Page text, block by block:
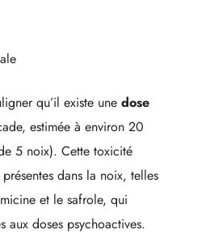
qu’il existe une dose
estimée à environ 20
5 noix). Cette toxicité
dans la noix, telles
et le safrole, qui
aux doses psychoactives.